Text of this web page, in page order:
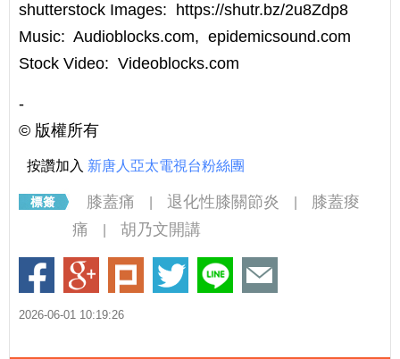
shutterstock Images: https://shutr.bz/2u8Zdp8
Music: Audioblocks.com, epidemicsound.com
Stock Video: Videoblocks.com
-
©️ 版權所有
按讚加入 新唐人亞太電視台粉絲團
膝蓋痛 退化性膝關節炎
膝蓋痠
痛
胡乃文開講
2026-06-01 10:19:26